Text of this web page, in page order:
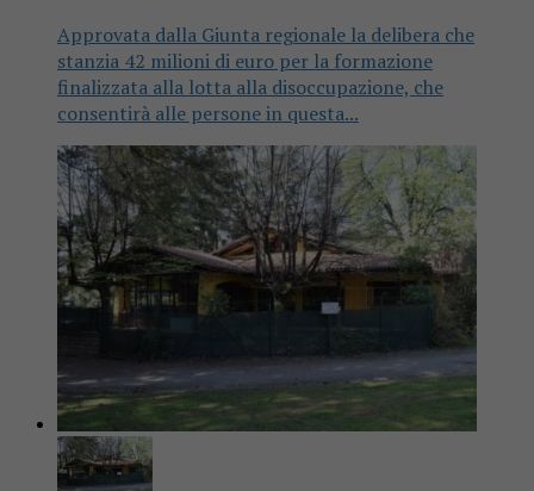
Approvata dalla Giunta regionale la delibera che
stanzia 42 milioni di euro per la formazione
finalizzata alla lotta alla disoccupazione, che
consentirà alle persone in questa...